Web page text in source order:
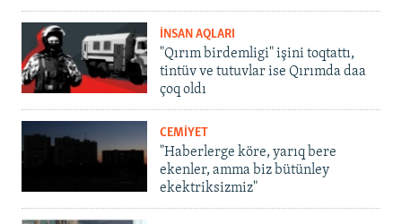
İNSAN AQLARI
"Qırım birdemligi" işini toqtattı,
tintüv ve tutuvlar ise Qırımda daa
çoq oldı
CEMİYET
"Haberlerge köre, yarıq bere
ekenler, amma biz bütünley
ekektriksizmiz"